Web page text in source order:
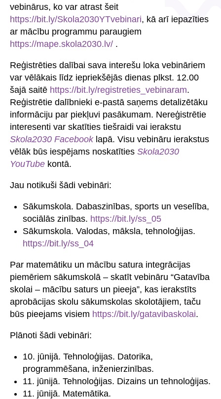
vebinārus, ko var atrast šeit
https://bit.ly/Skola2030YTvebinari, kā arī iepazīties
ar mācību programmu paraugiem
https://mape.skola2030.lv/ .
Reģistrēties dalībai sava interešu loka vebināriem
var vēlākais līdz iepriekšējās dienas plkst. 12.00
šajā saitē https://bit.ly/registreties_vebinaram.
Reģistrētie dalībnieki e-pastā saņems detalizētāku
informāciju par piekļuvi pasākumam. Nereģistrētie
interesenti var skatīties tiešraidi vai ierakstu
Skola2030 Facebooklapā. Visu vebināru ierakstus
vēlāk būs iespējams noskatīties Skola2030
YouTube kontā.
Jau notikuši šādi vebināri:
Sākumskola. Dabaszinības, sports un veselība,
sociālās zinības. https://bit.ly/ss_05
Sākumskola. Valodas, māksla, tehnoloģijas.
https://bit.ly/ss_04
Par matemātiku un mācību satura integrācijas
piemēriem sākumskolā – skatīt vebināru “Gatavība
skolai – mācību saturs un pieeja”, kas ierakstīts
aprobācijas skolu sākumskolas skolotājiem, taču
būs pieejams visiem https://bit.ly/gatavibaskolai.
Plānoti šādi vebināri:
10. jūnijā. Tehnoloģijas. Datorika,
programmēšana, inženierzinības.
11. jūnijā. Tehnoloģijas. Dizains un tehnoloģijas.
11. jūnijā. Matemātika.